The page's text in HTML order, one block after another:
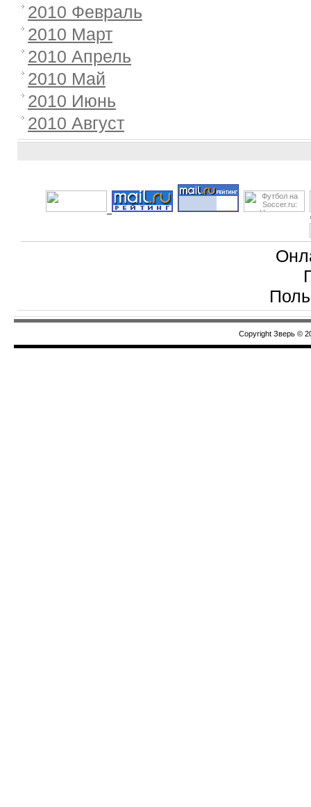
2010 Февраль
2010 Март
2010 Апрель
2010 Май
2010 Июнь
2010 Август
Copyright Зверь ©